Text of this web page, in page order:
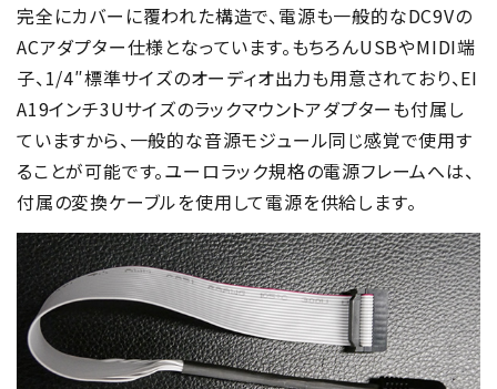
完全にカバーに覆われた構造で、電源も一般的なDC9Vの
ACアダプター仕様となっています。もちろんUSBやMIDI端
子、1/4″標準サイズのオーディオ出力も用意されており、EI
A19インチ3Uサイズのラックマウントアダプターも付属し
ていますから、一般的な音源モジュール同じ感覚で使用す
ることが可能です。ユーロラック規格の電源フレームへは、
付属の変換ケーブルを使用して電源を供給します。